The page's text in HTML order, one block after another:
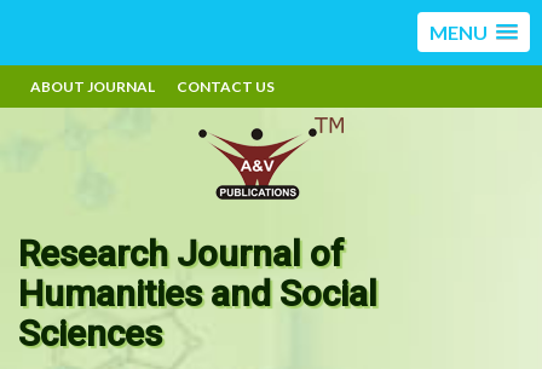
MENU
ABOUT JOURNAL CONTACT US
Research Journal of
Humanities and Social
Sciences